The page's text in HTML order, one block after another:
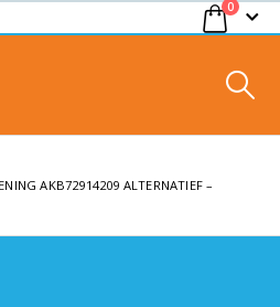
0
AKB72914209 ALTERNATIEF –